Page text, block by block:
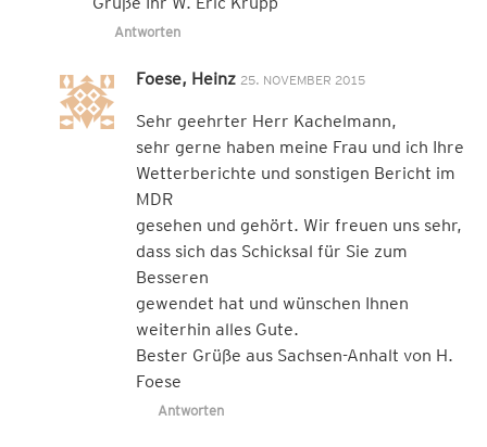
Antworten
Foese, Heinz 25. NOVEMBER 2015
Sehr geehrter Herr Kachelmann,
sehr gerne haben meine Frau und ich Ihre
Wetterberichte und sonstigen Bericht im
MDR
gesehen und gehört. Wir freuen uns sehr,
dass sich das Schicksal für Sie zum
Besseren
gewendet hat und wünschen Ihnen
weiterhin alles Gute.
Bester Grüße aus Sachsen-Anhalt von H.
Foese
Antworten